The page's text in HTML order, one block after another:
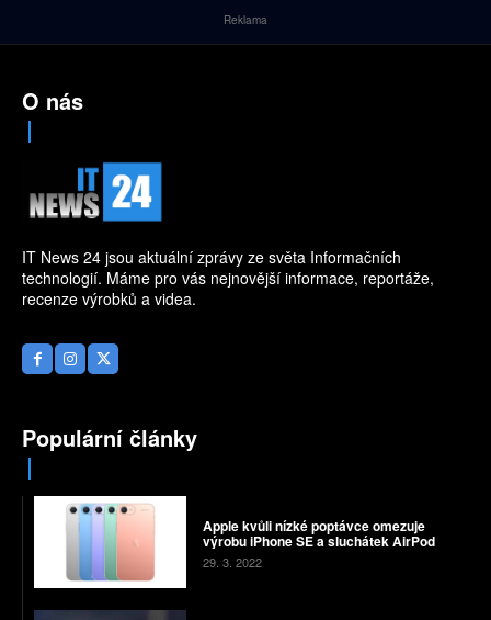
Reklama
O nás
IT News 24 jsou aktuální zprávy ze světa Informačních
technologií. Máme pro vás nejnovější informace, reportáže,
recenze výrobků a videa.
Populární články
Apple kvůli nízké poptávce omezuje
výrobu iPhone SE a sluchátek AirPod
29. 3. 2022